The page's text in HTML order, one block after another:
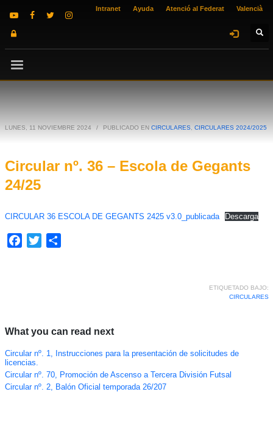
Intranet Ayuda Atenció al Federat Valencià
LUNES, 11 NOVIEMBRE 2024 / PUBLICADO EN CIRCULARES CIRCULARES 2024/2025
Circular nº. 36 – Escola de Gegants
24/25
CIRCULAR 36 ESCOLA DE GEGANTS 2425 v3.0_publicada Descarga
Facebook
Twitter
ETIQUETADO BAJO:
CIRCULARES
What you can read next
Circular nº. 1, Instrucciones para la presentación de solicitudes de
licencias.
Circular nº. 70, Promoción de Ascenso a Tercera División Futsal
Circular nº. 2, Balón Oficial temporada 26/207